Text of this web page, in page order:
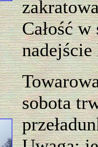
Całość
nadejście
sobota